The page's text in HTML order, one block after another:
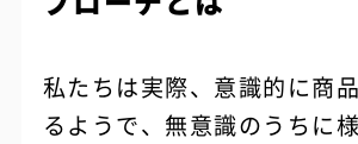
私たちは実際、意識的に商
るようで、無意識のうちに